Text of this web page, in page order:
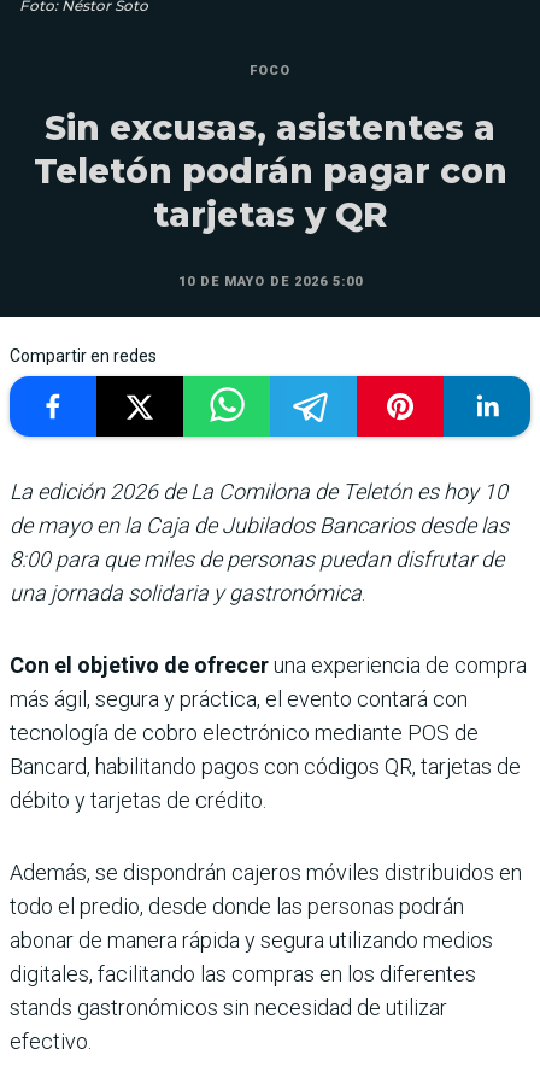
Foto: Néstor Soto
FOCO
Sin excusas, asistentes a
Teletón podrán pagar con
tarjetas y QR
10 DE MAYO DE 2026 5:00
Compartir en redes
La edición 2026 de La Comilona de Teletón es hoy 10
de mayo en la Caja de Jubilados Bancarios desde las
8:00 para que miles de personas puedan disfrutar de
una jornada solidaria y gastronómica
Con el objetivo de ofreceruna experiencia de compra
más ágil, segura y práctica, el evento contará con
tecnología de cobro electrónico mediante POS de
Bancard, habilitando pagos con códigos QR, tarjetas de
débito y tarjetas de crédito.
Además, se dispondrán cajeros móviles distribuidos en
todo el predio, desde donde las personas podrán
abonar de manera rápida y segura utilizando medios
digitales, facilitando las compras en los diferentes
stands gastronómicos sin necesidad de utilizar
efectivo.